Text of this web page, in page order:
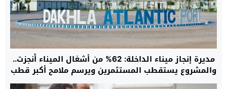
مديرة إنجاز ميناء الداخلة: 62% من أشغال الميناء أُنجزت..
والمشروع يستقطب المستثمرين ويرسم ملامح أكبر قطب
لوجستي بجنوب المغرب